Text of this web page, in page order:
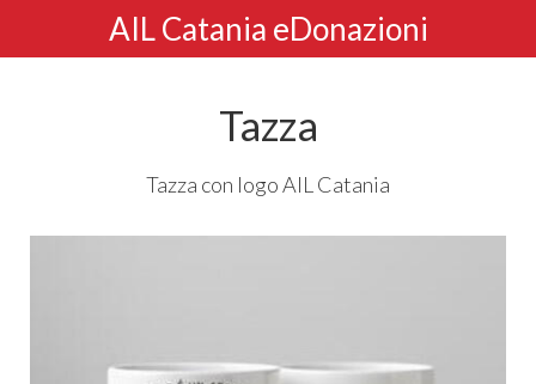
AIL Catania eDonazioni
Tazza
Tazza con logoAIL Catania